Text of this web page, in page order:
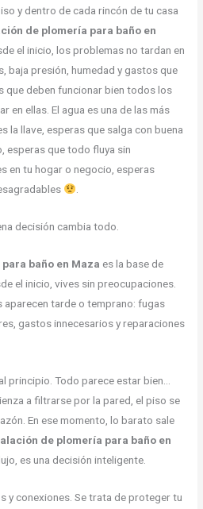
y dentro de cada rincón de tu casa
de plomería para baño en
el inicio, los problemas no tardan en
baja presión, humedad y gastos que
que deben funcionar bien todos los
en ellas. El agua es una de las más
la llave, esperas que salga con buena
esperas que todo fluya sin
en tu hogar o negocio, esperas
decisión cambia todo.
baño en Maza es la base de
el inicio, vives sin preocupaciones.
aparecen tarde o temprano: fugas
gastos innecesarios y reparaciones
principio. Todo parece estar bien…
a filtrarse por la pared, el piso se
En ese momento, lo barato sale
de plomería para baño en
es una decisión inteligente.
y conexiones. Se trata de proteger tu